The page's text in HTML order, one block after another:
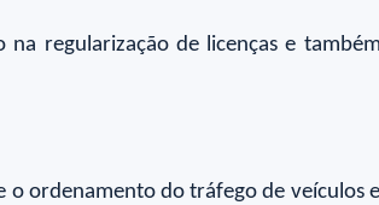
regularização de licenças e
ordenamento do tráfego de veículos